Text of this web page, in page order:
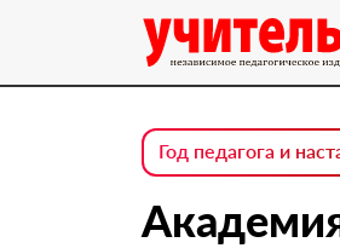
Год педагога и